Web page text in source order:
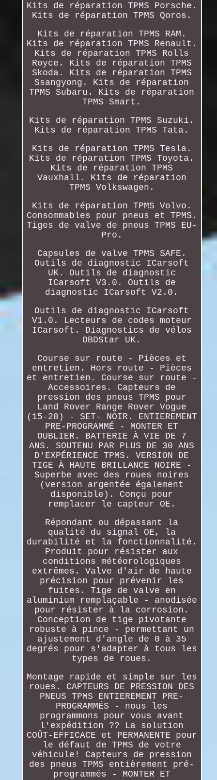
Kits de réparation TPMS Porsche.
Kits de réparation TPMS Qoros.
Kits de réparation TPMS RAM.
Kits de réparation TPMS Renault.
Kits de réparation TPMS Rolls
Royce. Kits de réparation TPMS
Skoda. Kits de réparation TPMS
Ssangyong. Kits de réparation
TPMS Subaru. Kits de réparation
TPMS Smart.
Kits de réparation TPMS Suzuki.
Kits de réparation TPMS Tata.
Kits de réparation TPMS Tesla.
Kits de réparation TPMS Toyota.
Kits de réparation TPMS
Vauxhall. Kits de réparation
TPMS Volkswagen.
Kits de réparation TPMS Volvo.
Consommables pour pneus et TPMS.
Tiges de valve de pneus TPMS EU-
Pro.
Capsules de valve TPMS SAFE.
Outils de diagnostic ICarsoft
UK. Outils de diagnostic
ICarsoft V3.0. Outils de
diagnostic ICarsoft V2.0.
Outils de diagnostic ICarsoft
V1.0. Lecteurs de codes moteur
ICarsoft. Diagnostics de vélos
OBDStar UK.
Course sur route - Pièces et
entretien. Hors route - Pièces
et entretien. Course sur route -
Accessoires. Capteurs de
pression des pneus TPMS pour
Land Rover Range Rover Vogue
(15-28) - SET- NOIR. ENTIEREMENT
PRE-PROGRAMMÉ - MONTER ET
OUBLIER. BATTERIE À VIE DE 7
ANS. SOUTENU PAR PLUS DE 30 ANS
D'EXPÉRIENCE TPMS. VERSION DE
TIGE À HAUTE BRILLANCE NOIRE -
Superbe avec des roues noires
(version argentée également
disponible). Conçu pour
remplacer le capteur OE.
Répondant ou dépassant la
qualité du signal OE, la
durabilité et la fonctionnalité.
Produit pour résister aux
conditions météorologiques
extrêmes. Valve d'air de haute
précision pour prévenir les
fuites. Tige de valve en
aluminium remplaçable - anodisée
pour résister à la corrosion.
Conception de tige pivotante
robuste à pince - permettant un
ajustement d'angle de 0 à 35
degrés pour s'adapter à tous les
types de roues.
Montage rapide et simple sur les
roues. CAPTEURS DE PRESSION DES
PNEUS TPMS ENTIEREMENT PRE-
PROGRAMMÉS - nous les
programmons pour vous avant
l'expédition ?? La solution
COÛT-EFFICACE et PERMANENTE pour
le défaut de TPMS de votre
véhicule! Capteurs de pression
des pneus TPMS entièrement pré-
programmés - MONTER ET